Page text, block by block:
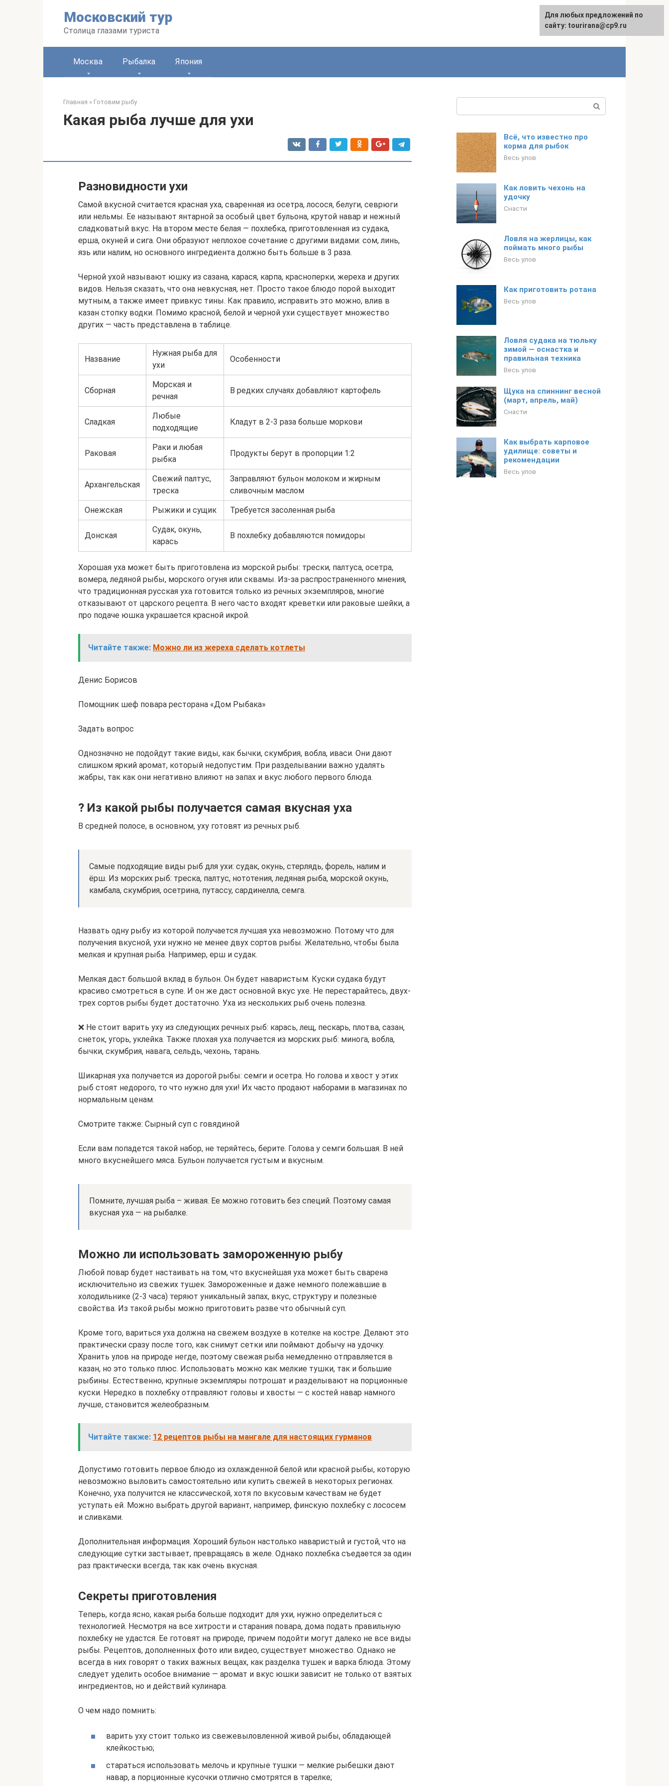
Московский тур
Столица глазами туриста
English
Москва Рыбалка Япония
Главная » Готовим рыбу
Какая рыба лучше для ухи
Разновидности ухи
Самой вкусной считается красная уха, сваренная из осетра, лосося, белуги, севрюги
или нельмы. Ее называют янтарной за особый цвет бульона, крутой навар и нежный
сладковатый вкус. На втором месте белая — похлебка, приготовленная из судака,
ерша, окуней и сига. Они образуют неплохое сочетание с другими видами: сом, линь,
язь или налим, но основного ингредиента должно быть больше в 3 раза.
Черной ухой называют юшку из сазана, карася, карпа, красноперки, жереха и других
видов. Нельзя сказать, что она невкусная, нет. Просто такое блюдо порой выходит
мутным, а также имеет привкус тины. Как правило, исправить это можно, влив в
казан стопку водки. Помимо красной, белой и черной ухи существует множество
других — часть представлена в таблице.
Название
Нужная рыба для
ухи
Особенности
Сборная
Морская и
речная
В редких случаях добавляют картофель
Сладкая
Любые
подходящие
Кладут в 2-3 раза больше моркови
Раковая
Раки и любая
рыбка
Продукты берут в пропорции 1:2
Архангельская
Свежий палтус,
треска
Заправляют бульон молоком и жирным
сливочным маслом
Онежская Рыжики и сущик Требуется засоленная рыба
Донская
Судак, окунь,
карась
В похлебку добавляются помидоры
Хорошая уха может быть приготовлена из морской рыбы: трески, палтуса, осетра,
вомера, ледяной рыбы, морского огуня или сквамы. Из-за распространенного мнения,
что традиционная русская уха готовится только из речных экземпляров, многие
отказывают от царского рецепта. В него часто входят креветки или раковые шейки, а
про подаче юшка украшается красной икрой.
Читайте также: Можно ли из жереха сделать котлеты
Денис Борисов
Помощник шеф повара ресторана «Дом Рыбака»
Задать вопрос
Однозначно не подойдут такие виды, как бычки, скумбрия, вобла, иваси. Они дают
слишком яркий аромат, который недопустим. При разделывании важно удалять
жабры, так как они негативно влияют на запах и вкус любого первого блюда.
? Из какой рыбы получается самая вкусная уха
В средней полосе, в основном, уху готовят из речных рыб.
Самые подходящие виды рыб для ухи: судак, окунь, стерлядь, форель, налим и
ёрш. Из морских рыб: треска, палтус, нототения, ледяная рыба, морской окунь,
камбала, скумбрия, осетрина, путассу, сардинелла, семга.
Назвать одну рыбу из которой получается лучшая уха невозможно. Потому что для
получения вкусной, ухи нужно не менее двух сортов рыбы. Желательно, чтобы была
мелкая и крупная рыба. Например, ерш и судак.
Мелкая даст большой вклад в бульон. Он будет наваристым. Куски судака будут
красиво смотреться в супе. И он же даст основной вкус ухе. Не перестарайтесь, двух-
трех сортов рыбы будет достаточно. Уха из нескольких рыб очень полезна.
❌ Не стоит варить уху из следующих речных рыб: карась, лещ, пескарь, плотва, сазан,
снеток, угорь, уклейка. Также плохая уха получается из морских рыб: минога, вобла,
бычки, скумбрия, навага, сельдь, чехонь, тарань.
Шикарная уха получается из дорогой рыбы: семги и осетра. Но голова и хвост у этих
рыб стоят недорого, то что нужно для ухи! Их часто продают наборами в магазинах по
нормальным ценам.
Смотрите также: Сырный суп с говядиной
Если вам попадется такой набор, не теряйтесь, берите. Голова у семги большая. В ней
много вкуснейшего мяса. Бульон получается густым и вкусным.
Помните, лучшая рыба – живая. Ее можно готовить без специй. Поэтому самая
вкусная уха — на рыбалке.
Можно ли использовать замороженную рыбу
Любой повар будет настаивать на том, что вкуснейшая уха может быть сварена
исключительно из свежих тушек. Замороженные и даже немного полежавшие в
холодильнике (2-3 часа) теряют уникальный запах, вкус, структуру и полезные
свойства. Из такой рыбы можно приготовить разве что обычный суп.
Кроме того, вариться уха должна на свежем воздухе в котелке на костре. Делают это
практически сразу после того, как снимут сетки или поймают добычу на удочку.
Хранить улов на природе негде, поэтому свежая рыба немедленно отправляется в
казан, но это только плюс. Использовать можно как мелкие тушки, так и большие
рыбины. Естественно, крупные экземпляры потрошат и разделывают на порционные
куски. Нередко в похлебку отправляют головы и хвосты — с костей навар намного
лучше, становится желеобразным.
Читайте также: 12 рецептов рыбы на мангале для настоящих гурманов
Допустимо готовить первое блюдо из охлажденной белой или красной рыбы, которую
невозможно выловить самостоятельно или купить свежей в некоторых регионах.
Конечно, уха получится не классической, хотя по вкусовым качествам не будет
уступать ей. Можно выбрать другой вариант, например, финскую похлебку с лососем
и сливками.
Дополнительная информация. Хороший бульон настолько наваристый и густой, что на
следующие сутки застывает, превращаясь в желе. Однако похлебка съедается за один
раз практически всегда, так как очень вкусная.
Секреты приготовления
Теперь, когда ясно, какая рыба больше подходит для ухи, нужно определиться с
технологией. Несмотря на все хитрости и старания повара, дома подать правильную
похлебку не удастся. Ее готовят на природе, причем подойти могут далеко не все виды
рыбы. Рецептов, дополненных фото или видео, существует множество. Однако не
всегда в них говорят о таких важных вещах, как разделка тушек и варка блюда. Этому
следует уделить особое внимание — аромат и вкус юшки зависит не только от взятых
ингредиентов, но и действий кулинара.
О чем надо помнить:
варить уху стоит только из свежевыловленной живой рыбы, обладающей
клейкостью;
стараться использовать мелочь и крупные тушки — мелкие рыбешки дают
навар, а порционные кусочки отлично смотрятся в тарелке;
Всё, что известно про
корма для рыбок
Весь улов
Как ловить чехонь на
удочку
Снасти
Ловля на жерлицы, как
поймать много рыбы
Весь улов
Как приготовить ротана
Весь улов
Ловля судака на тюльку
зимой — оснастка и
правильная техника
Весь улов
Щука на спиннинг весной
(март, апрель, май)
Снасти
Как выбрать карповое
удилище: советы и
рекомендации
Весь улов
Для любых предложений по
сайту: tourirana@cp9.ru